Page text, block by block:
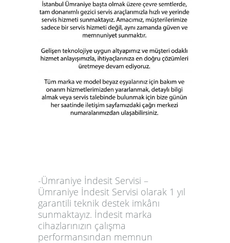
-Ümraniye İndesit Servisi –
Ümraniye İndesit Servisi olarak 1 yıl
garantili teknik destek imkânı
sunmaktayız. İndesit marka
cihazlarınızın çalışma
performansından memnun